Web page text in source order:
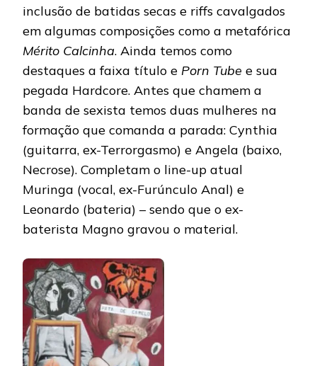
inclusão de batidas secas e riffs cavalgados
em algumas composições como a metafórica
Mérito Calcinha. Ainda temos como
destaques a faixa título e Porn Tube e sua
pegada Hardcore. Antes que chamem a
banda de sexista temos duas mulheres na
formação que comanda a parada: Cynthia
(guitarra, ex-Terrorgasmo) e Angela (baixo,
Necrose). Completam o line-up atual
Muringa (vocal, ex-Furúnculo Anal) e
Leonardo (bateria) – sendo que o ex-
baterista Magno gravou o material.